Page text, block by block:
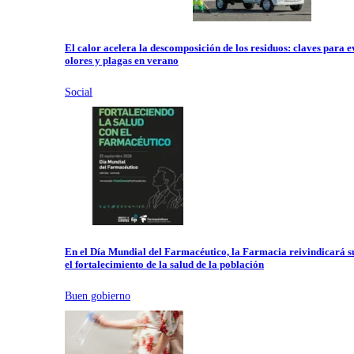
El calor acelera la descomposición de los residuos: claves para
olores y plagas en verano
Social
En el Día Mundial del Farmacéutico, la Farmacia reivindicará
el fortalecimiento de la salud de la población
Buen gobierno